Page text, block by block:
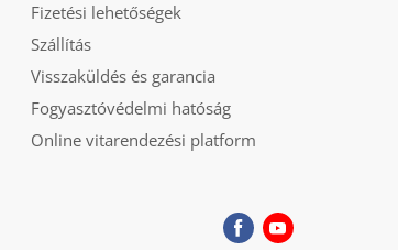
Fizetési lehetőségek
Szállítás
Visszaküldés és garancia
Fogyasztóvédelmi hatóság
Online vitarendezési platform
Ne
Ne